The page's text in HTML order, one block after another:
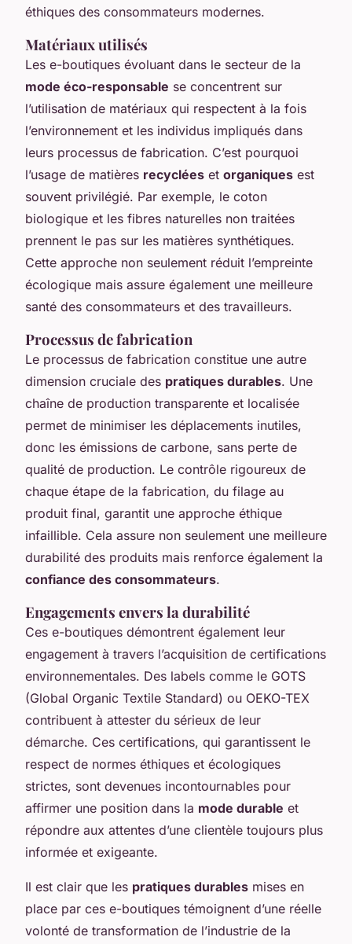
éthiques des consommateurs modernes.
Matériaux utilisés
Les e-boutiques évoluant dans le secteur de la
mode éco-responsable se concentrent sur
l’utilisation de matériaux qui respectent à la fois
l’environnement et les individus impliqués dans
leurs processus de fabrication. C’est pourquoi
l’usage de matières recyclées et organiques est
souvent privilégié. Par exemple, le coton
biologique et les fibres naturelles non traitées
prennent le pas sur les matières synthétiques.
Cette approche non seulement réduit l’empreinte
écologique mais assure également une meilleure
santé des consommateurs et des travailleurs.
Processus de fabrication
Le processus de fabrication constitue une autre
dimension cruciale des pratiques durables. Une
chaîne de production transparente et localisée
permet de minimiser les déplacements inutiles,
donc les émissions de carbone, sans perte de
qualité de production. Le contrôle rigoureux de
chaque étape de la fabrication, du filage au
produit final, garantit une approche éthique
infaillible. Cela assure non seulement une meilleure
durabilité des produits mais renforce également la
confiance des consommateurs.
Engagements envers la durabilité
Ces e-boutiques démontrent également leur
engagement à travers l’acquisition de certifications
environnementales. Des labels comme le GOTS
(Global Organic Textile Standard) ou OEKO-TEX
contribuent à attester du sérieux de leur
démarche. Ces certifications, qui garantissent le
respect de normes éthiques et écologiques
strictes, sont devenues incontournables pour
affirmer une position dans la mode durable et
répondre aux attentes d’une clientèle toujours plus
informée et exigeante.
Il est clair que les pratiques durables mises en
place par ces e-boutiques témoignent d’une réelle
volonté de transformation de l’industrie de la